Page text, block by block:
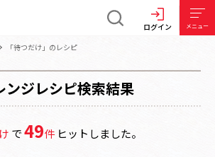
ログイン メニュー
「待つだけ」のレシピ
ンジレシピ検索結果
で49件 ヒットしました。